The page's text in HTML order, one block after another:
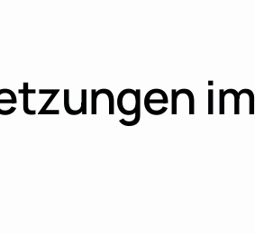
im